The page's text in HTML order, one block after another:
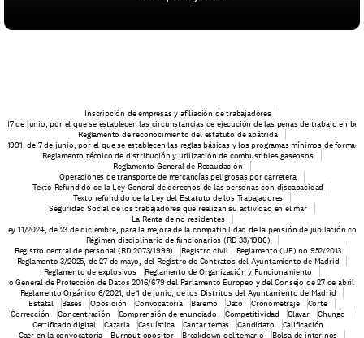
Inscripción de empresas y afiliación de trabajadores
17 de junio, por el que se establecen las circunstancias de ejecución de las penas de trabajo en
Reglamento de reconocimiento del estatuto de apátrida
1991, de 7 de junio, por el que se establecen las reglas básicas y los programas mínimos de
Reglamento técnico de distribución y utilización de combustibles gaseosos
Reglamento General de Recaudación
Operaciones de transporte de mercancías peligrosas por carretera
Texto Refundido de la Ley General de derechos de las personas con discapacidad
Texto refundido de la Ley del Estatuto de los Trabajadores
Seguridad Social de los trabajadores que realizan su actividad en el mar
La Renta de no residentes
ley 11/2024, de 23 de diciembre, para la mejora de la compatibilidad de la pensión de jubilación
Régimen disciplinario de funcionarios (RD 33/1986)
Registro central de personal (RD 2073/1999)
Registro civil
Reglamento (UE) no 952/2013
Reglamento 3/2025, de 27 de mayo, del Registro de Contratos del Ayuntamiento de Madrid
Reglamento de explosivos
Reglamento de Organización y Funcionamiento
General de Protección de Datos 2016/679 del Parlamento Europeo y del Consejo de 27 de abril
Reglamento Orgánico 6/2021, de 1 de junio, de los Distritos del Ayuntamiento de Madrid
Estatal
Bases Oposición Convocatoria Baremo Dato Cronometraje
Corte
Corrección
Concentración Comprensión de enunciado Competitividad Clavar
Chungo
Certificado digital
Cazarla Casuística Cantar temas Candidato
Calificación
Caer en la convocatoria
Burnout opositor Breakdown del temario
Bolsa de interinos